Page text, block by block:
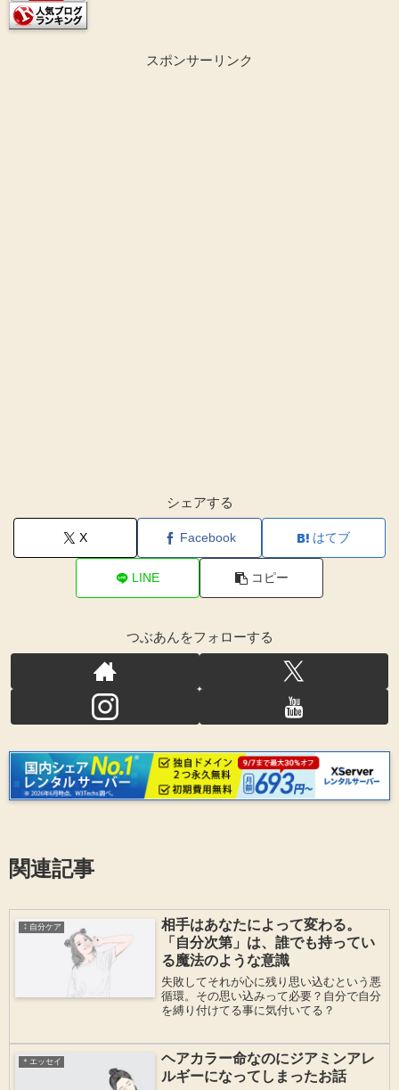
スポンサーリンク
シェアする
X Facebook はてブ
LINE コピー
つぶあんをフォローする
関連記事
⁑自分ケア
相手はあなたによって変わる。
「自分次第」は、誰でも持ってい
る魔法のような意識
失敗してそれが心に残り思い込むという悪
循環。その思い込みって必要？自分で自分
を縛り付けてる事に気付いてる？
＊エッセイ
ヘアカラー命なのにジアミンアレ
ルギーになってしまったお話